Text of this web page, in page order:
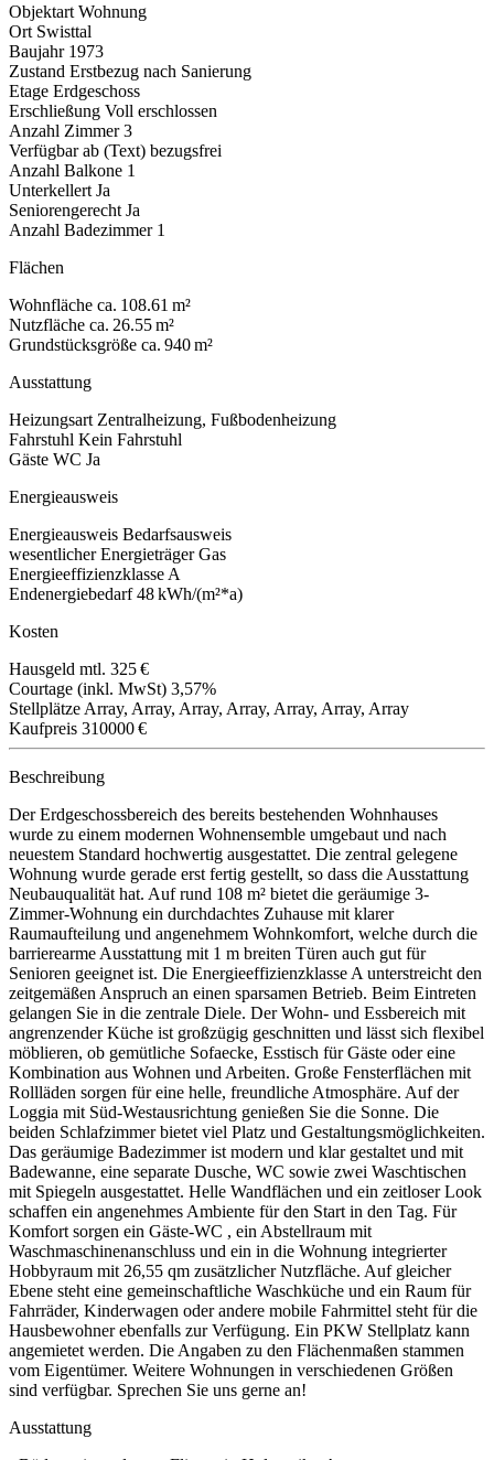
Objektart Wohnung
Ort Swisttal
Baujahr 1973
Zustand Erstbezug nach Sanierung
Etage Erdgeschoss
Erschließung Voll erschlossen
Anzahl Zimmer 3
Verfügbar ab (Text) bezugsfrei
Anzahl Balkone 1
Unterkellert Ja
Seniorengerecht Ja
Anzahl Badezimmer 1
Flächen
Wohnfläche ca. 108.61 m²
Nutzfläche ca. 26.55 m²
Grundstücksgröße ca. 940 m²
Ausstattung
Heizungsart Zentralheizung, Fußbodenheizung
Fahrstuhl Kein Fahrstuhl
Gäste WC Ja
Energieausweis
Energieausweis Bedarfsausweis
wesentlicher Energieträger Gas
Energieeffizienzklasse A
Endenergiebedarf 48 kWh/(m²*a)
Kosten
Hausgeld mtl. 325 €
Courtage (inkl. MwSt) 3,57%
Stellplätze Array, Array, Array, Array, Array, Array, Array
Kaufpreis 310000 €
Beschreibung
Der Erdgeschossbereich des bereits bestehenden Wohnhauses
wurde zu einem modernen Wohnensemble umgebaut und nach
neuestem Standard hochwertig ausgestattet. Die zentral gelegene
Wohnung wurde gerade erst fertig gestellt, so dass die Ausstattung
Neubauqualität hat. Auf rund 108 m² bietet die geräumige 3-
Zimmer-Wohnung ein durchdachtes Zuhause mit klarer
Raumaufteilung und angenehmem Wohnkomfort, welche durch die
barrierearme Ausstattung mit 1 m breiten Türen auch gut für
Senioren geeignet ist. Die Energieeffizienzklasse A unterstreicht den
zeitgemäßen Anspruch an einen sparsamen Betrieb. Beim Eintreten
gelangen Sie in die zentrale Diele. Der Wohn- und Essbereich mit
angrenzender Küche ist großzügig geschnitten und lässt sich flexibel
möblieren, ob gemütliche Sofaecke, Esstisch für Gäste oder eine
Kombination aus Wohnen und Arbeiten. Große Fensterflächen mit
Rollläden sorgen für eine helle, freundliche Atmosphäre. Auf der
Loggia mit Süd-Westausrichtung genießen Sie die Sonne. Die
beiden Schlafzimmer bietet viel Platz und Gestaltungsmöglichkeiten.
Das geräumige Badezimmer ist modern und klar gestaltet und mit
Badewanne, eine separate Dusche, WC sowie zwei Waschtischen
mit Spiegeln ausgestattet. Helle Wandflächen und ein zeitloser Look
schaffen ein angenehmes Ambiente für den Start in den Tag. Für
Komfort sorgen ein Gäste-WC , ein Abstellraum mit
Waschmaschinenanschluss und ein in die Wohnung integrierter
Hobbyraum mit 26,55 qm zusätzlicher Nutzfläche. Auf gleicher
Ebene steht eine gemeinschaftliche Waschküche und ein Raum für
Fahrräder, Kinderwagen oder andere mobile Fahrmittel steht für die
Hausbewohner ebenfalls zur Verfügung. Ein PKW Stellplatz kann
angemietet werden. Die Angaben zu den Flächenmaßen stammen
vom Eigentümer. Weitere Wohnungen in verschiedenen Größen
sind verfügbar. Sprechen Sie uns gerne an!
Ausstattung